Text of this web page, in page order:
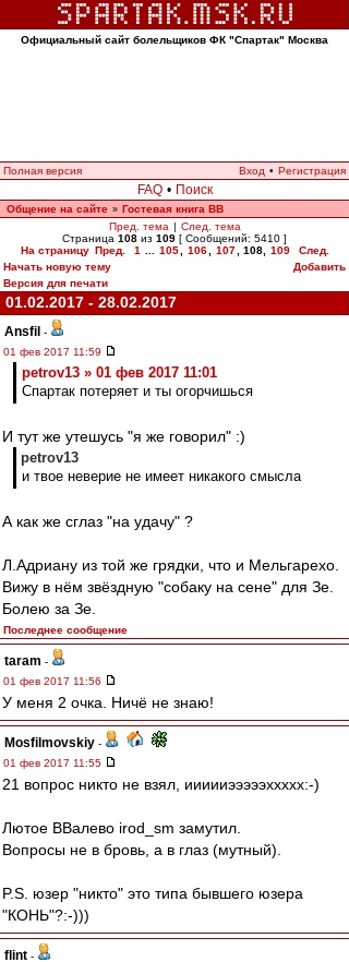
Официальный сайт болельщиков ФК "Спартак" Москва
Полная версия Вход • Регистрация
FAQ • Поиск
Общение на сайте » Гостевая книга ВВ
Пред. тема | След. тема
Страница 108 из 109 [ Сообщений: 5410 ]
На страницу Пред. 1 105 106 107 108, 109
След.
Начать новую тему
Добавить
Версия для печати
01.02.2017 - 28.02.2017
Ansfil -
01 фев 2017 11:59
petrov13 » 01 фев 2017 11:01
Спартак потеряет и ты огорчишься
И тут же утешусь "я же говорил" :)
petrov13
и твое неверие не имеет никакого смысла
А как же сглаз "на удачу" ?
Л.Адриану из той же грядки, что и Мельгарехо.
Вижу в нём звёздную "собаку на сене" для Зе.
Болею за Зе.
Последнее сообщение
taram -
01 фев 2017 11:56
У меня 2 очка. Ничё не знаю!
Mosfilmovskiy -
01 фев 2017 11:55
21 вопрос никто не взял, иииииэээээххххх:-)
Лютое ВВалево irod_sm замутил.
Вопросы не в бровь, а в глаз (мутный).
P.S. юзер "никто" это типа бывшего юзера
"КОНЬ"?:-)))
flint -